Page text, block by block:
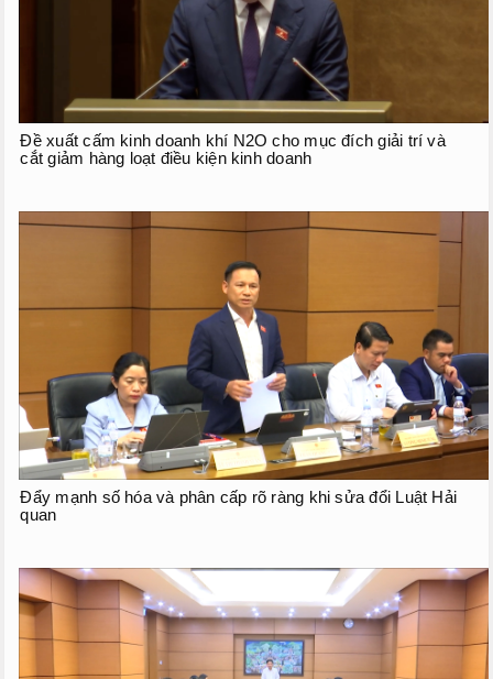
Phiên họp giữa 2 đợt của kỳ họp thứ 6
HOẠT ĐỘNG QUỐC HỘI
TIẾP XÚC CỬ TRI
Đề xuất cấm kinh doanh khí N2O cho mục đích giải trí và
cắt giảm hàng loạt điều kiện kinh doanh
Đẩy mạnh số hóa và phân cấp rõ ràng khi sửa đổi Luật Hải
quan